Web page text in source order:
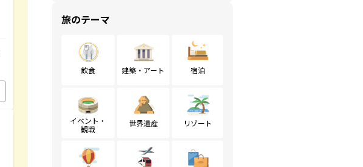
旅のテーマ
飲食 建築・アート 宿泊
イベント・
観戦
世界遺産 リゾート